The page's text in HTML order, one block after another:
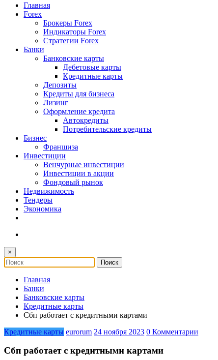
Главная
Forex
Брокеры Forex
Индикаторы Forex
Стратегии Forex
Банки
Банковские карты
Дебетовые карты
Кредитные карты
Депозиты
Кредиты для бизнеса
Лизинг
Оформление кредита
Автокредиты
Потребительские кредиты
Бизнес
Франшиза
Инвестиции
Венчурные инвестиции
Инвестиции в акции
Фондовый рынок
Недвижимость
Тендеры
Экономика
×
Главная
Банки
Банковские карты
Кредитные карты
Сбп работает с кредитными картами
Кредитные карты eurorum 24 ноября 2023 0 Комментарии
Сбп работает с кредитными картами